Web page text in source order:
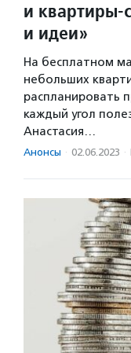
и квартиры-
и идеи»
На бесплатном
небольших
распланировать
каждый угол
Анастасия…
Анонсы · 02.06.2023 ·